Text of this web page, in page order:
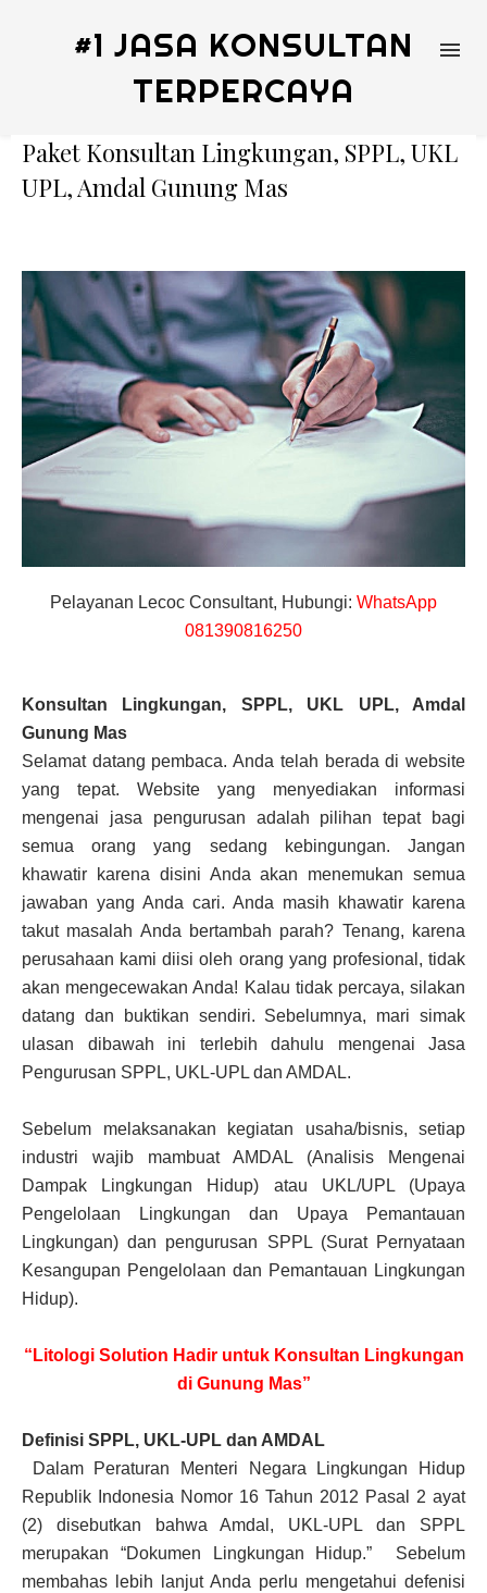
#1 JASA KONSULTAN
TERPERCAYA
Paket Konsultan Lingkungan, SPPL, UKL
UPL, Amdal Gunung Mas
Pelayanan Lecoc Consultant, Hubungi: WhatsApp
081390816250
Konsultan Lingkungan, SPPL, UKL UPL, Amdal
Gunung Mas
Selamat datang pembaca. Anda telah berada di website
yang tepat. Website yang menyediakan informasi
mengenai jasa pengurusan adalah pilihan tepat bagi
semua orang yang sedang kebingungan. Jangan
khawatir karena disini Anda akan menemukan semua
jawaban yang Anda cari. Anda masih khawatir karena
takut masalah Anda bertambah parah? Tenang, karena
perusahaan kami diisi oleh orang yang profesional, tidak
akan mengecewakan Anda! Kalau tidak percaya, silakan
datang dan buktikan sendiri. Sebelumnya, mari simak
ulasan dibawah ini terlebih dahulu mengenai Jasa
Pengurusan SPPL, UKL-UPL dan AMDAL.
Sebelum melaksanakan kegiatan usaha/bisnis, setiap
industri wajib mambuat AMDAL (Analisis Mengenai
Dampak Lingkungan Hidup) atau UKL/UPL (Upaya
Pengelolaan Lingkungan dan Upaya Pemantauan
Lingkungan) dan pengurusan SPPL (Surat Pernyataan
Kesangupan Pengelolaan dan Pemantauan Lingkungan
Hidup).
“Litologi Solution Hadir untuk Konsultan Lingkungan
di Gunung Mas”
Definisi SPPL, UKL-UPL dan AMDAL
Dalam Peraturan Menteri Negara Lingkungan Hidup
Republik Indonesia Nomor 16 Tahun 2012 Pasal 2 ayat
(2) disebutkan bahwa Amdal, UKL-UPL dan SPPL
merupakan “Dokumen Lingkungan Hidup.” Sebelum
membahas lebih lanjut Anda perlu mengetahui defenisi